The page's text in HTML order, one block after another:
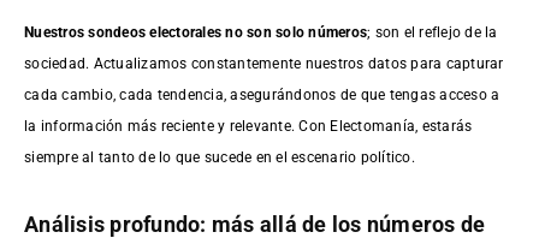
Nuestros sondeos electorales no son solo números; son el reflejo de la
sociedad. Actualizamos constantemente nuestros datos para capturar
cada cambio, cada tendencia, asegurándonos de que tengas acceso a
la información más reciente y relevante. Con Electomanía, estarás
siempre al tanto de lo que sucede en el escenario político.
Análisis profundo: más allá de los números de